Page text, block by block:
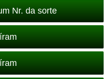
Nr. da sorte